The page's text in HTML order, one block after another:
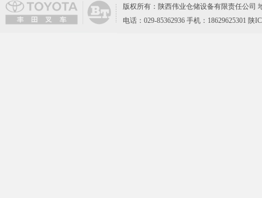
版权所有：陕西伟业仓储设备有限责任公司
电话：029-85362936 手机：18629625301 陕